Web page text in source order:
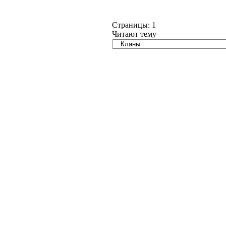
Страницы: 1
Читают тему